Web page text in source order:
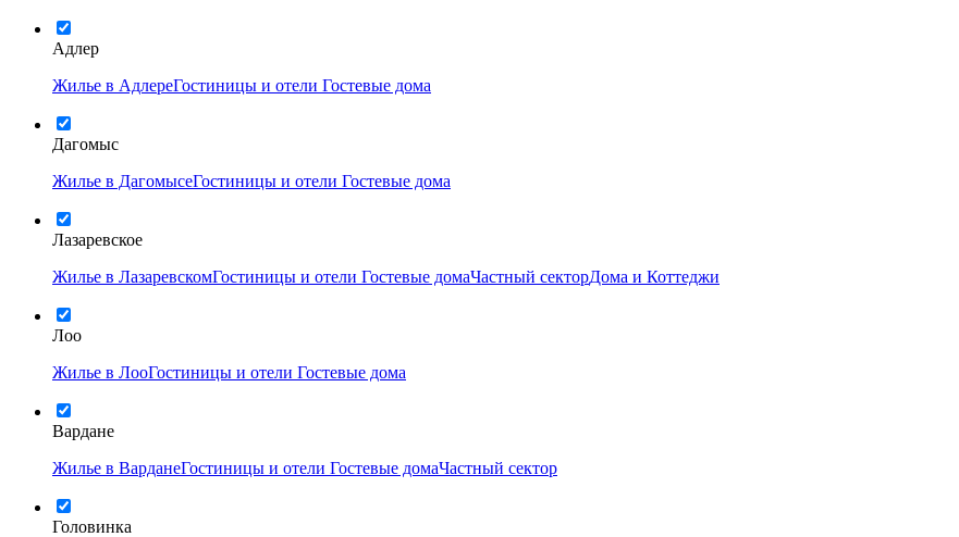
Адлер
Жилье в АдлереГостиницы и отели Гостевые дома
Дагомыс
Жилье в ДагомысеГостиницы и отели Гостевые дома
Лазаревское
Жилье в ЛазаревскомГостиницы и отели Гостевые домаЧастный секторДома и Коттеджи
Лоо
Жилье в ЛооГостиницы и отели Гостевые дома
Вардане
Жилье в ВарданеГостиницы и отели Гостевые домаЧастный сектор
Головинка